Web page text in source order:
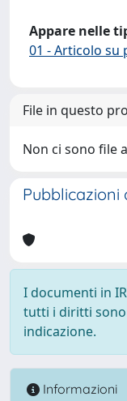
Appare nelle
01 - Articolo su
File in questo
Non ci sono file
Pubblicazioni
I documenti in
tutti i diritti sono
indicazione.
Informazioni